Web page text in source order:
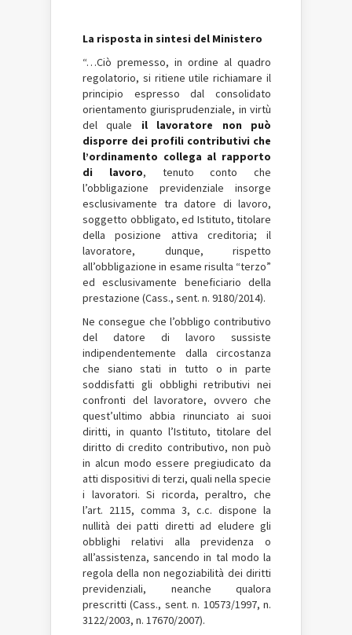
La risposta in sintesi del Ministero
“…Ciò premesso, in ordine al quadro
regolatorio, si ritiene utile richiamare il
principio espresso dal consolidato
orientamento giurisprudenziale, in virtù
del quale il lavoratore non può
disporre dei profili contributivi che
l’ordinamento collega al rapporto
di lavoro, tenuto conto che
l’obbligazione previdenziale insorge
esclusivamente tra datore di lavoro,
soggetto obbligato, ed Istituto, titolare
della posizione attiva creditoria; il
lavoratore, dunque, rispetto
all’obbligazione in esame risulta “terzo”
ed esclusivamente beneficiario della
prestazione (Cass., sent. n. 9180/2014).
Ne consegue che l’obbligo contributivo
del datore di lavoro sussiste
indipendentemente dalla circostanza
che siano stati in tutto o in parte
soddisfatti gli obblighi retributivi nei
confronti del lavoratore, ovvero che
quest’ultimo abbia rinunciato ai suoi
diritti, in quanto l’Istituto, titolare del
diritto di credito contributivo, non può
in alcun modo essere pregiudicato da
atti dispositivi di terzi, quali nella specie
i lavoratori. Si ricorda, peraltro, che
l’art. 2115, comma 3, c.c. dispone la
nullità dei patti diretti ad eludere gli
obblighi relativi alla previdenza o
all’assistenza, sancendo in tal modo la
regola della non negoziabilità dei diritti
previdenziali, neanche qualora
prescritti (Cass., sent. n. 10573/1997, n.
3122/2003, n. 17670/2007).